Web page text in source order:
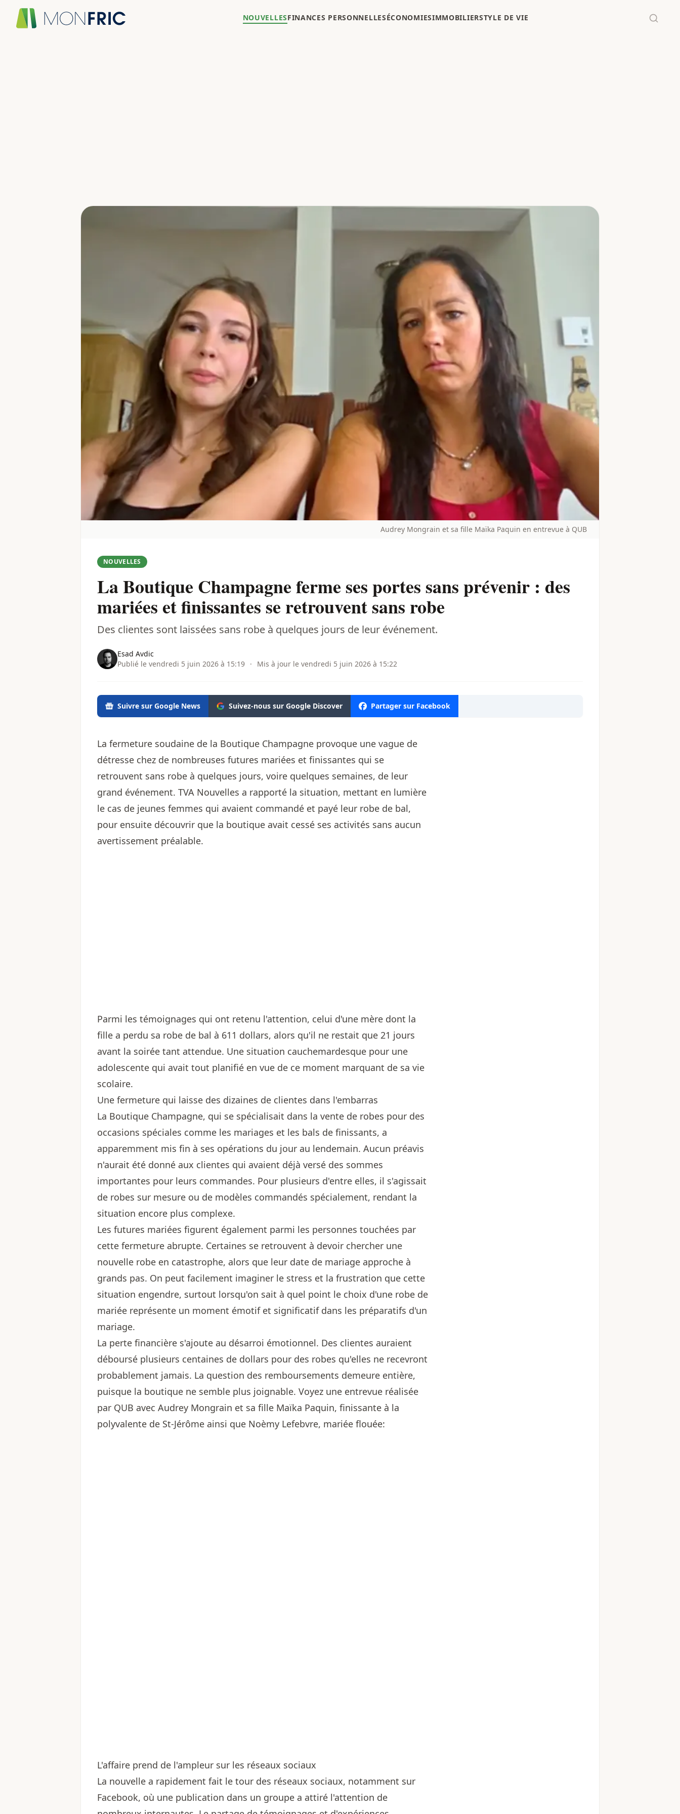
NOUVELLESFINANCES PERSONNELLESÉCONOMIESIMMOBILIERSTYLE DE VIE
Audrey Mongrain et sa fille Maïka Paquin en entrevue à QUB
NOUVELLES
La Boutique Champagne ferme ses portes sans prévenir : des
mariées et finissantes se retrouvent sans robe
Des clientes sont laissées sans robe à quelques jours de leur événement.
Esad Avdic
Publié le vendredi 5 juin 2026 à 15:19 · Mis à jour le vendredi 5 juin 2026 à 15:22
Suivre sur Google News Suivez-nous sur Google Discover Partager sur Facebook
La fermeture soudaine de la Boutique Champagne provoque une vague de
détresse chez de nombreuses futures mariées et finissantes qui se
retrouvent sans robe à quelques jours, voire quelques semaines, de leur
grand événement. TVA Nouvelles a rapporté la situation, mettant en lumière
le cas de jeunes femmes qui avaient commandé et payé leur robe de bal,
pour ensuite découvrir que la boutique avait cessé ses activités sans aucun
avertissement préalable.
Parmi les témoignages qui ont retenu l'attention, celui d'une mère dont la
fille a perdu sa robe de bal à 611 dollars, alors qu'il ne restait que 21 jours
avant la soirée tant attendue. Une situation cauchemardesque pour une
adolescente qui avait tout planifié en vue de ce moment marquant de sa vie
scolaire.
Une fermeture qui laisse des dizaines de clientes dans l'embarras
La Boutique Champagne, qui se spécialisait dans la vente de robes pour des
occasions spéciales comme les mariages et les bals de finissants, a
apparemment mis fin à ses opérations du jour au lendemain. Aucun préavis
n'aurait été donné aux clientes qui avaient déjà versé des sommes
importantes pour leurs commandes. Pour plusieurs d'entre elles, il s'agissait
de robes sur mesure ou de modèles commandés spécialement, rendant la
situation encore plus complexe.
Les futures mariées figurent également parmi les personnes touchées par
cette fermeture abrupte. Certaines se retrouvent à devoir chercher une
nouvelle robe en catastrophe, alors que leur date de mariage approche à
grands pas. On peut facilement imaginer le stress et la frustration que cette
situation engendre, surtout lorsqu'on sait à quel point le choix d'une robe de
mariée représente un moment émotif et significatif dans les préparatifs d'un
mariage.
La perte financière s'ajoute au désarroi émotionnel. Des clientes auraient
déboursé plusieurs centaines de dollars pour des robes qu'elles ne recevront
probablement jamais. La question des remboursements demeure entière,
puisque la boutique ne semble plus joignable. Voyez une entrevue réalisée
par QUB avec Audrey Mongrain et sa fille Maïka Paquin, finissante à la
polyvalente de St-Jérôme ainsi que Noèmy Lefebvre, mariée flouée:
L'affaire prend de l'ampleur sur les réseaux sociaux
La nouvelle a rapidement fait le tour des réseaux sociaux, notamment sur
Facebook, où une publication dans un groupe a attiré l'attention de